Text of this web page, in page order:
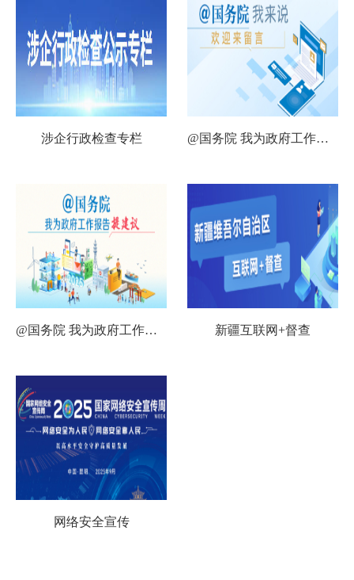
涉企行政检查专栏 @国务院 我为政府工作报告提建议
@国务院 我为政府工作报告提建议 新疆互联网+督查
网络安全宣传